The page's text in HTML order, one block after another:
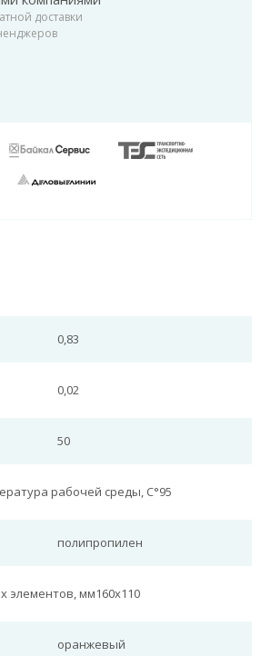
доставки
0,83
0,02
50
рабочей среды, С°95
полипропилен
элементов, мм160х110
оранжевый